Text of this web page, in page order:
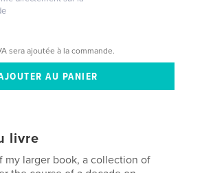
sera ajoutée à la commande.
livre
my larger book, a collection of